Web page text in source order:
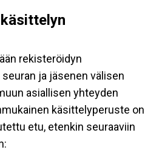
rekisteröidyn
ja jäsenen välisen
asiallisen yhteyden
käsittelyperuste on
etu, etenkin seuraaviin